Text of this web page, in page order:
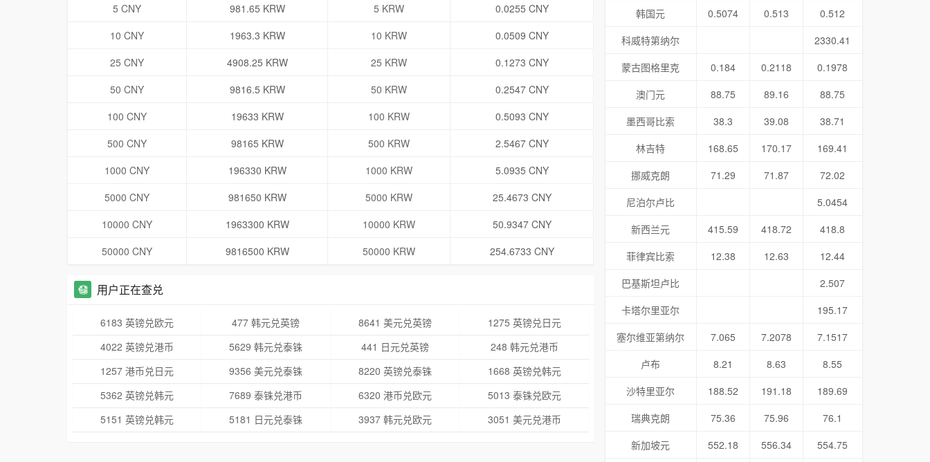
5 CNY
981.65 KRW 5 KRW
0.0255 CNY
10 CNY
1963.3 KRW 10 KRW
0.0509 CNY
25 CNY
4908.25 KRW 25 KRW
0.1273 CNY
50 CNY
9816.5 KRW 50 KRW
0.2547 CNY
100 CNY
19633 KRW 100 KRW
0.5093 CNY
500 CNY
98165 KRW 500 KRW
2.5467 CNY
1000 CNY
196330 KRW 1000 KRW
5.0935 CNY
5000 CNY
981650 KRW 5000 KRW
25.4673 CNY
10000 CNY
1963300 KRW 10000 KRW
50.9347 CNY
50000 CNY
9816500 KRW 50000 KRW 254.6733 CNY
用户正在查兑
6183 英镑兑欧元 477 韩元兑英镑 8641 美元兑英镑
1275 英镑兑日元
4022 英镑兑港币
5629 韩元兑泰铢 441 日元兑英镑
248 韩元兑港币
1257 港币兑日元
9356 美元兑泰铢 8220 英镑兑泰铢
1668 英镑兑韩元
5362 英镑兑韩元
7689 泰铢兑港币 6320 港币兑欧元
5013 泰铢兑欧元
5151 英镑兑韩元
5181 日元兑泰铢 3937 韩元兑欧元 3051 美元兑港币
韩国元
0.5074 0.513
0.512
科威特第纳尔
2330.41
蒙古图格里克
0.184 0.2118
0.1978
澳门元
88.75 89.16
88.75
墨西哥比索
38.3 39.08
38.71
林吉特
168.65 170.17
169.41
挪威克朗
71.29 71.87
72.02
尼泊尔卢比
5.0454
新西兰元
415.59 418.72
418.8
菲律宾比索
12.38 12.63
12.44
巴基斯坦卢比
2.507
卡塔尔里亚尔
195.17
塞尔维亚第纳尔
7.065 7.2078
7.1517
卢布
8.21 8.63
8.55
沙特里亚尔
188.52 191.18
189.69
瑞典克朗
75.36 75.96
76.1
新加坡元
552.18 556.34
554.75